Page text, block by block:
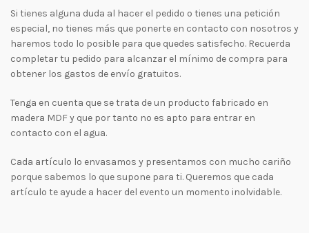
Si tienes alguna duda al hacer el pedido o tienes una petición
especial, no tienes más que ponerte en contacto con nosotros y
haremos todo lo posible para que quedes satisfecho. Recuerda
completar tu pedido para alcanzar el mínimo de compra para
obtener los gastos de envío gratuitos.
Tenga en cuenta que se trata de un producto fabricado en
madera MDF y que por tanto no es apto para entrar en
contacto con el agua.
Cada artículo lo envasamos y presentamos con mucho cariño
porque sabemos lo que supone para ti. Queremos que cada
artículo te ayude a hacer del evento un momento inolvidable.